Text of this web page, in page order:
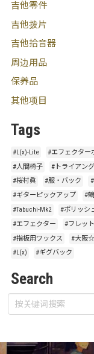
吉他零件
吉他拨片
吉他拾音器
周边用品
保养品
其他项目
Tags
#L(x)-Lite #エフェクター
#人間椅子
#トライアン
#桜村眞
#服・バック
#ギターピックアップ
#
#Tabuchi-Mk2
#ポリッシ
#エフェクター
#フレッ
#指板用ワックス
#大阪☆
#L(x)
#ギグバック
Search